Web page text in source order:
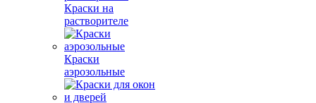
Краски на
растворителе
Краски
аэрозольные